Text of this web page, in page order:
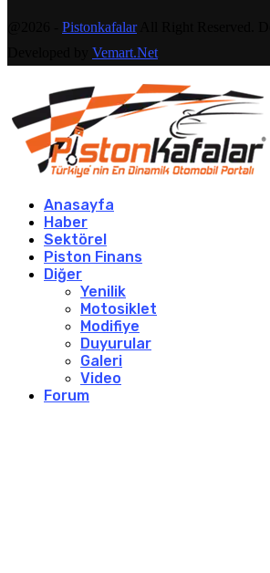
PistonkafalarAll Right Reserved.
Vemart.Net
Anasayfa
Haber
Sektörel
Piston Finans
Diğer
Yenilik
Motosiklet
Modifiye
Duyurular
Galeri
Video
Forum